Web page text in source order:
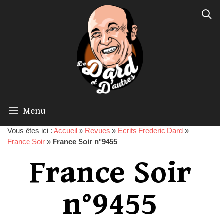
Menu
Vous êtes ici : Accueil » Revues » Ecrits Frederic Dard »
France Soir » France Soir n°9455
France Soir
n°9455